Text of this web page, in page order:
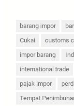
barang impor
Cukai
customs
impor barang
international trade
pajak impor
Tempat